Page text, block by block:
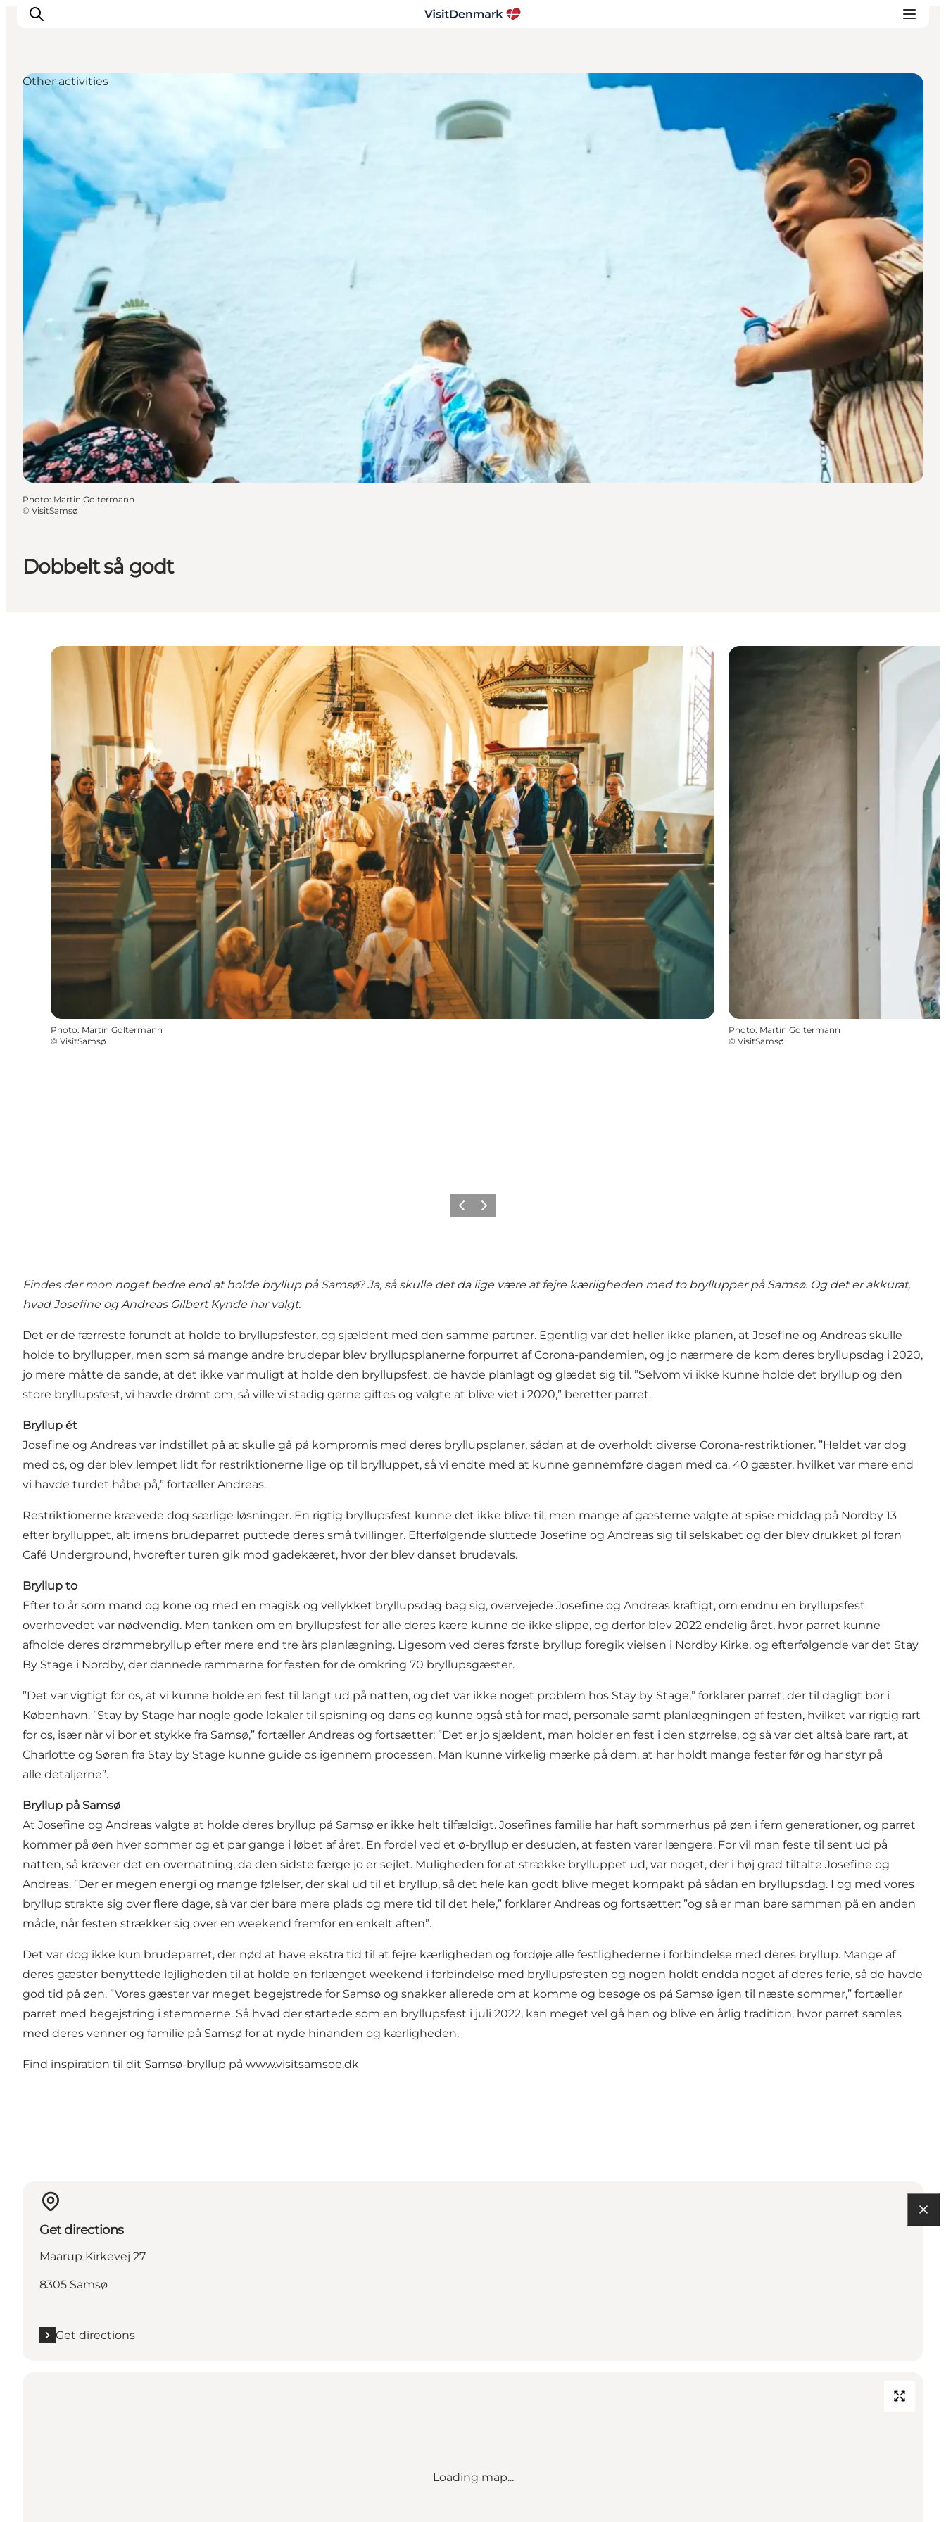
Inspiration
Destinations
Things to do
Accommodation
Plan your trip
Events
Dobbelt så godt
Other activities
Photo: Martin Goltermann
© VisitSamsø
Photo: Martin Goltermann
© VisitSamsø
Photo: Martin Goltermann
© VisitSamsø
Previous
Next
Findes der mon noget bedre end at holde bryllup på Samsø? Ja, så skulle det da lige være at fejre kærligheden med to bryllupper på Samsø. Og det er akkurat,
hvad Josefine og Andreas Gilbert Kynde har valgt.
Det er de færreste forundt at holde to bryllupsfester, og sjældent med den samme partner. Egentlig var det heller ikke planen, at Josefine og Andreas skulle
holde to bryllupper, men som så mange andre brudepar blev bryllupsplanerne forpurret af Corona-pandemien, og jo nærmere de kom deres bryllupsdag i 2020,
jo mere måtte de sande, at det ikke var muligt at holde den bryllupsfest, de havde planlagt og glædet sig til. ”Selvom vi ikke kunne holde det bryllup og den
store bryllupsfest, vi havde drømt om, så ville vi stadig gerne giftes og valgte at blive viet i 2020,” beretter parret.
Bryllup ét
Josefine og Andreas var indstillet på at skulle gå på kompromis med deres bryllupsplaner, sådan at de overholdt diverse Corona-restriktioner. ”Heldet var dog
med os, og der blev lempet lidt for restriktionerne lige op til brylluppet, så vi endte med at kunne gennemføre dagen med ca. 40 gæster, hvilket var mere end
vi havde turdet håbe på,” fortæller Andreas.
Restriktionerne krævede dog særlige løsninger. En rigtig bryllupsfest kunne det ikke blive til, men mange af gæsterne valgte at spise middag på Nordby 13
efter brylluppet, alt imens brudeparret puttede deres små tvillinger. Efterfølgende sluttede Josefine og Andreas sig til selskabet og der blev drukket øl foran
Café Underground, hvorefter turen gik mod gadekæret, hvor der blev danset brudevals.
Bryllup to
Efter to år som mand og kone og med en magisk og vellykket bryllupsdag bag sig, overvejede Josefine og Andreas kraftigt, om endnu en bryllupsfest
overhovedet var nødvendig. Men tanken om en bryllupsfest for alle deres kære kunne de ikke slippe, og derfor blev 2022 endelig året, hvor parret kunne
afholde deres drømmebryllup efter mere end tre års planlægning. Ligesom ved deres første bryllup foregik vielsen i Nordby Kirke, og efterfølgende var det Stay
By Stage i Nordby, der dannede rammerne for festen for de omkring 70 bryllupsgæster.
”Det var vigtigt for os, at vi kunne holde en fest til langt ud på natten, og det var ikke noget problem hos Stay by Stage,” forklarer parret, der til dagligt bor i
København. ”Stay by Stage har nogle gode lokaler til spisning og dans og kunne også stå for mad, personale samt planlægningen af festen, hvilket var rigtig rart
for os, især når vi bor et stykke fra Samsø,” fortæller Andreas og fortsætter: ”Det er jo sjældent, man holder en fest i den størrelse, og så var det altså bare rart, at
Charlotte og Søren fra Stay by Stage kunne guide os igennem processen. Man kunne virkelig mærke på dem, at har holdt mange fester før og har styr på
alle detaljerne”.
Bryllup på Samsø
At Josefine og Andreas valgte at holde deres bryllup på Samsø er ikke helt tilfældigt. Josefines familie har haft sommerhus på øen i fem generationer, og parret
kommer på øen hver sommer og et par gange i løbet af året. En fordel ved et ø-bryllup er desuden, at festen varer længere. For vil man feste til sent ud på
natten, så kræver det en overnatning, da den sidste færge jo er sejlet. Muligheden for at strække brylluppet ud, var noget, der i høj grad tiltalte Josefine og
Andreas. ”Der er megen energi og mange følelser, der skal ud til et bryllup, så det hele kan godt blive meget kompakt på sådan en bryllupsdag. I og med vores
bryllup strakte sig over flere dage, så var der bare mere plads og mere tid til det hele,” forklarer Andreas og fortsætter: ”og så er man bare sammen på en anden
måde, når festen strækker sig over en weekend fremfor en enkelt aften”.
Det var dog ikke kun brudeparret, der nød at have ekstra tid til at fejre kærligheden og fordøje alle festlighederne i forbindelse med deres bryllup. Mange af
deres gæster benyttede lejligheden til at holde en forlænget weekend i forbindelse med bryllupsfesten og nogen holdt endda noget af deres ferie, så de havde
god tid på øen. ”Vores gæster var meget begejstrede for Samsø og snakker allerede om at komme og besøge os på Samsø igen til næste sommer,” fortæller
parret med begejstring i stemmerne. Så hvad der startede som en bryllupsfest i juli 2022, kan meget vel gå hen og blive en årlig tradition, hvor parret samles
med deres venner og familie på Samsø for at nyde hinanden og kærligheden.
Find inspiration til dit Samsø-bryllup på www.visitsamsoe.dk
Get directions
Maarup Kirkevej 27
8305 Samsø
Get directions
Loading map...